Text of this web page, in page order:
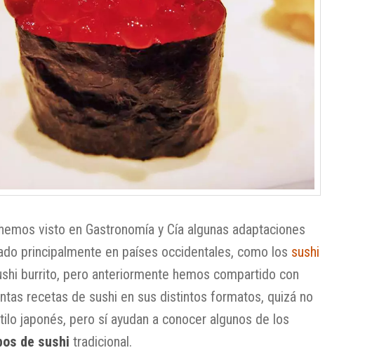
visto en Gastronomía y Cía algunas adaptaciones
principalmente en países occidentales, como los sushi
burrito, pero anteriormente hemos compartido con
recetas de sushi en sus distintos formatos, quizá no
japonés, pero sí ayudan a conocer algunos de los
de sushi tradicional.